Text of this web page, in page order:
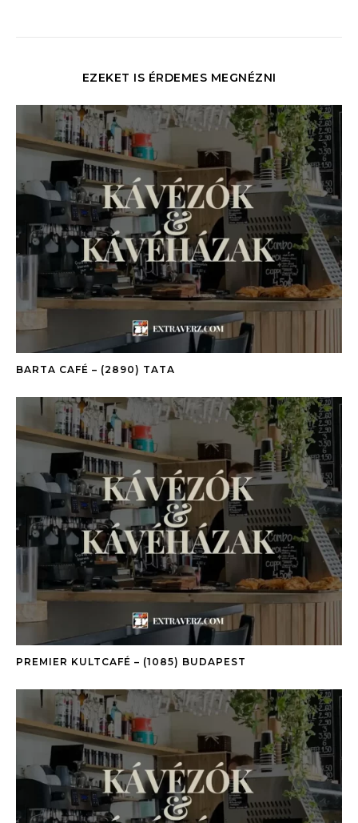
EZEKET IS ÉRDEMES MEGNÉZNI
BARTA CAFÉ – (2890) TATA
PREMIER KULTCAFÉ – (1085) BUDAPEST